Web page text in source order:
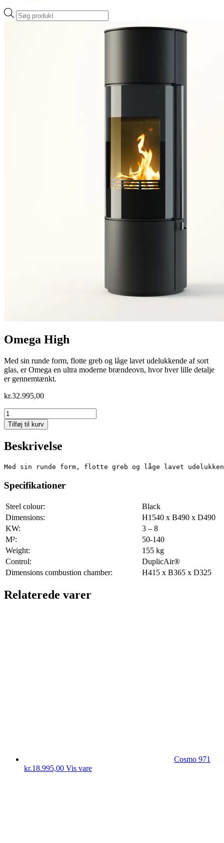
Products
search
Omega High
Med sin runde form, flotte greb og låge lavet udelukkende af sort
glas, er Omega en ultra moderne brændeovn, hvor hver lille detalje
er gennemtænkt.
kr.32.995,00
Omega
High
antal
Tilføj til kurv
Beskrivelse
Med sin runde form, flotte greb og låge lavet
Specifikationer
Steel colour:
Black
Dimensions:
H1540 x B490 x D490
KW:
3 – 8
M²:
50-140
Weight:
155 kg
Control:
DuplicAir®
Dimensions combustion chamber:
H415 x B365 x D325
Relaterede varer
Cosmo 971
kr.18.995,00 Vis vare